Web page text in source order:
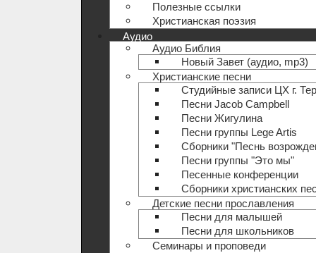
Полезные ccылки
Христианская поэзия
Аудио
Аудио Библия
Новый Завет (аудио, mp3)
Христианские песни
Студийные записи ЦХ г.
Песни Jacob Campbell
Песни Жигулина
Песни группы Lege Artis
Сборники "Песнь
Песни группы "Это мы"
Песенные конференции
Сборники христианских
Детские песни прославления
Песни для малышей
Песни для школьников
Семинары и проповеди